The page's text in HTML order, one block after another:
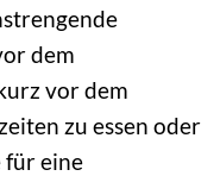
dem
vor dem
zu essen oder
für eine